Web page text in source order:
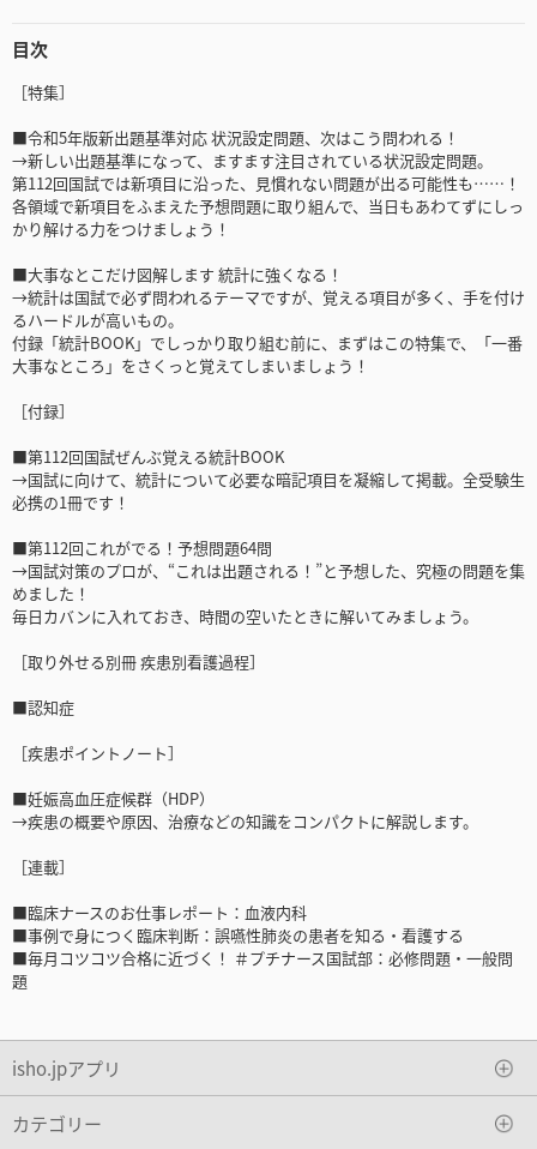
目次
［特集］
■令和5年版新出題基準対応 状況設定問題、次はこう問われる！
→新しい出題基準になって、ますます注目されている状況設定問題。
第112回国試では新項目に沿った、見慣れない問題が出る可能性も……！
各領域で新項目をふまえた予想問題に取り組んで、当日もあわてずにしっ
かり解ける力をつけましょう！
■大事なとこだけ図解します 統計に強くなる！
→統計は国試で必ず問われるテーマですが、覚える項目が多く、手を付け
るハードルが高いもの。
付録「統計BOOK」でしっかり取り組む前に、まずはこの特集で、「一番
大事なところ」をさくっと覚えてしまいましょう！
［付録］
■第112回国試ぜんぶ覚える統計BOOK
→国試に向けて、統計について必要な暗記項目を凝縮して掲載。全受験生
必携の1冊です！
■第112回これがでる！予想問題64問
→国試対策のプロが、“これは出題される！”と予想した、究極の問題を集
めました！
毎日カバンに入れておき、時間の空いたときに解いてみましょう。
［取り外せる別冊 疾患別看護過程］
■認知症
［疾患ポイントノート］
■妊娠高血圧症候群（HDP）
→疾患の概要や原因、治療などの知識をコンパクトに解説します。
［連載］
■臨床ナースのお仕事レポート：血液内科
■事例で身につく臨床判断：誤嚥性肺炎の患者を知る・看護する
■毎月コツコツ合格に近づく！ ＃プチナース国試部：必修問題・一般問
題
isho.jpアプリ
カテゴリー